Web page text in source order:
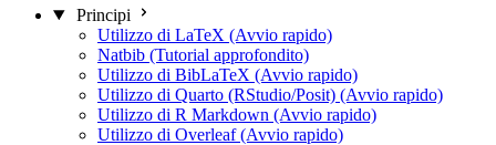
Principi
Utilizzo di LaTeX (Avvio rapido)
Natbib (Tutorial approfondito)
Utilizzo di BibLaTeX (Avvio rapido)
Utilizzo di Quarto (RStudio/Posit) (Avvio rapido)
Utilizzo di R Markdown (Avvio rapido)
Utilizzo di Overleaf (Avvio rapido)